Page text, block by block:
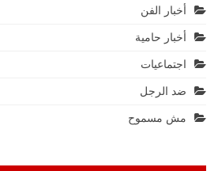
أخبار الفن
أخبار حامية
اجتماعيات
ضد الرجل
مش مسموح